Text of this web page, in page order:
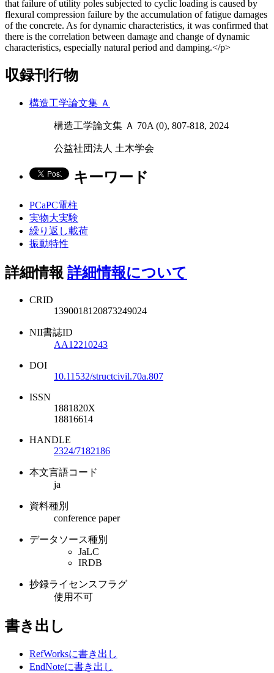
that failure of utility poles subjected to cyclic loading is caused by
flexural compression failure by the accumulation of fatigue damages
of the concrete. As for dynamic characteristics, it was confirmed that
there is the correlation between damage and change of dynamic
characteristics, especially natural period and damping.</p>
収録刊行物
構造工学論文集 Ａ
構造工学論文集 Ａ 70A (0), 807-818, 2024
公益社団法人 土木学会
キーワード
PCaPC電柱
実物大実験
繰り返し載荷
振動特性
詳細情報 詳細情報について
CRID
1390018120873249024
NII書誌ID
AA12210243
DOI
10.11532/structcivil.70a.807
ISSN
1881820X
18816614
HANDLE
2324/7182186
本文言語コード
ja
資料種別
conference paper
データソース種別
JaLC
IRDB
抄録ライセンスフラグ
使用不可
書き出し
RefWorksに書き出し
EndNoteに書き出し